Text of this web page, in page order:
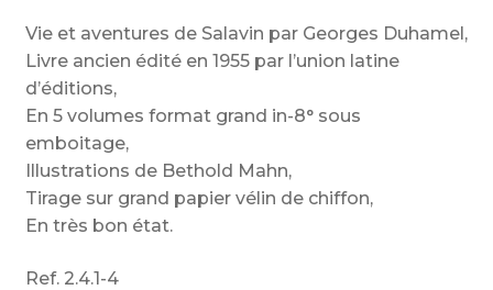
Vie et aventures de Salavin par Georges Duhamel,
Livre ancien édité en 1955 par l’union latine
d’éditions,
En 5 volumes format grand in-8° sous
emboitage,
Illustrations de Bethold Mahn,
Tirage sur grand papier vélin de chiffon,
En très bon état.
Ref. 2.4.1-4